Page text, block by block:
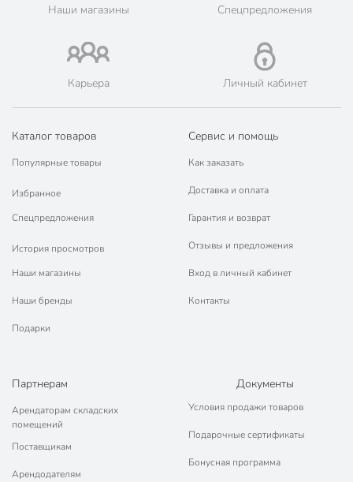
с отверстием для
Артикул производителя
B070049
Наши магазины Спецпредложения
Карьера Личный кабинет
Каталог товаров
Популярные товары
Избранное
Спецпредложения
История просмотров
Наши магазины
Наши бренды
Подарки
Сервис и помощь
Как заказать
Доставка и оплата
Гарантия и возврат
Отзывы и предложения
Вход в личный кабинет
Контакты
Партнерам
Арендаторам складских
помещений
Поставщикам
Арендодателям
Документы
Условия продажи товаров
Подарочные сертификаты
Бонусная программа